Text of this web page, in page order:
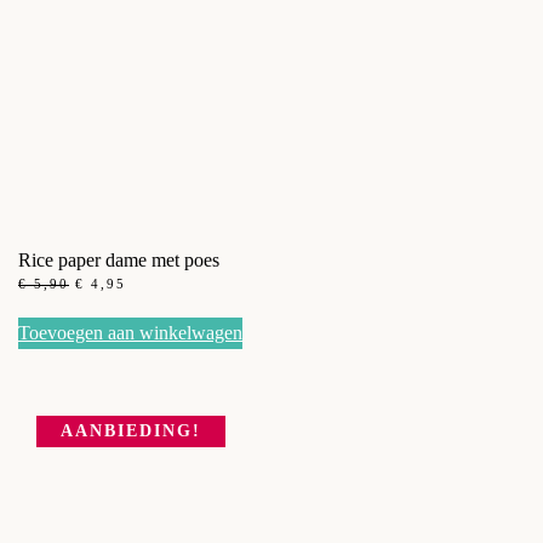
Rice paper dame met poes
€5,90 OORSPRONKELIJKE
WAS:
€ 5,90.
€ 4,95
IS:
€ 4,95.
Toevoegen aan winkelwagen
AANBIEDING!